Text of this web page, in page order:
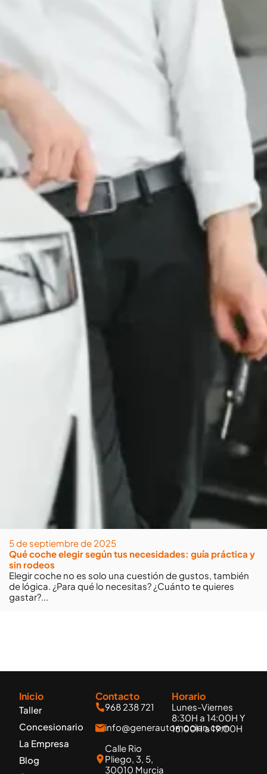
5 de septiembre de 2025
Qué coche elegir según tus necesidades: guía práctica y
sin rodeos
Elegir coche no es solo una cuestión de gustos, también
de lógica. ¿Para qué lo necesitas? ¿Cuánto te quieres
gastar?...
Inicio
Taller
Concesionario
La Empresa
Blog
Contacto
968 238 721
info@generautomocion.com
Calle Rio
Pliego, 3, 5,
30010 Murcia
Horario
Lunes-Viernes
8:30H a 14:00H Y
16:00H a 19:00H